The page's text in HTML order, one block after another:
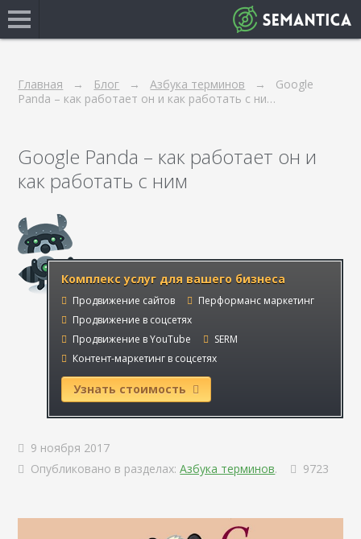
Главная Блог Азбука терминов
Google
Panda – как работает он и как работать с ни…
Google Panda – как работает он и
как работать с ним
Комплекс услуг для вашего бизнеса
Продвижение сайтов
Перформанс маркетинг
Продвижение в соцсетях
Продвижение в YouTube
SERM
Контент-маркетинг в соцсетях
Узнать стоимость
9 ноября 2017
Опубликовано в разделах: Азбука терминов. 9723